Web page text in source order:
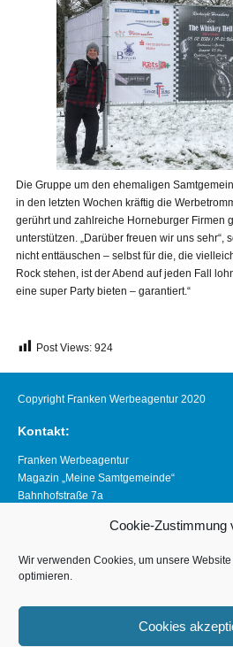
Cookie-Zustimmung
Wir verwenden Cookies, um unsere
optimieren.
Cookies
Die Gruppe um den ehemaligen
in den letzten Wochen kräftig die
gerührt und zahlreiche Horneburger Firmen
unterstützen. „Darüber freuen wir uns sehr“,
nicht enttäuschen – selbst für die, die
Rock stehen, ist der Abend auf jeden Fall
eine super Party bieten – garantiert.“
Post Views: 924
Copyright Franken Werbeagentur 2020
Kontakt:
Franken Werbeagentur
Magazin „Meine Samtgemeinde“
Bahnhofstraße 7a
Telefon 04163 8390281
Links:
www.franken-werbeagentur.de